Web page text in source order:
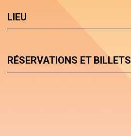
LIEU
RÉSERVATIONS ET BILLETS